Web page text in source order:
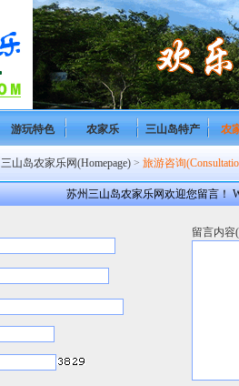
游玩特色 农家乐 三山岛特产 农
三山岛农家乐网(Homepage) > 旅游咨询
苏州三山岛农家乐网欢迎您留言！
留言内容